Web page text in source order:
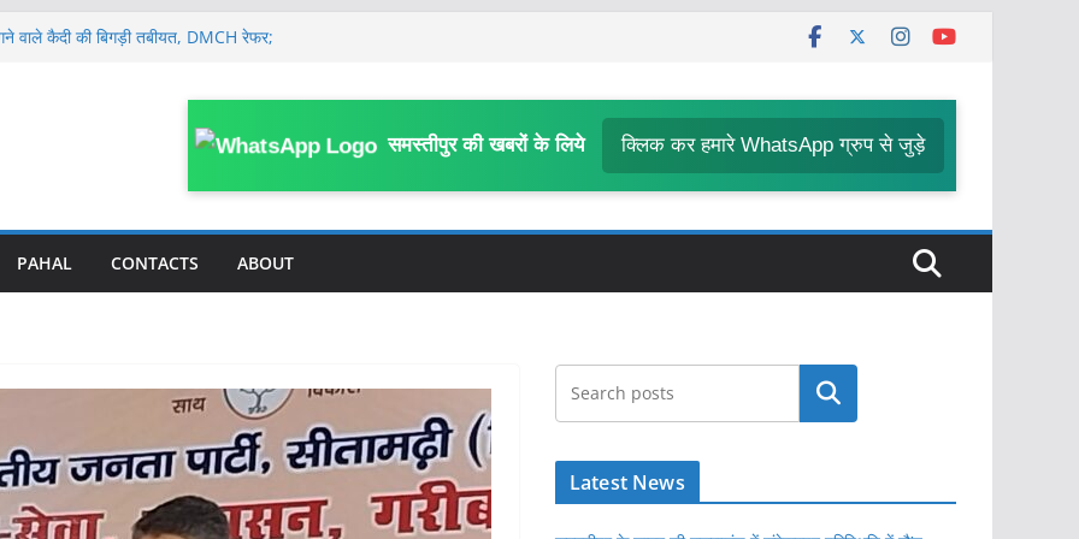
वाले कैदी की बिगड़ी तबीयत, DMCH रेफर;
में 7 अगस्त तक मध्यम से भारी वर्षा और
का ICU गार्ड के भरोसे, डॉक्टर व नर्सिंग
में तैनात किये गये थे डॉक्टर व नर्सिंग
समस्तीपुर की खबरों के लिये क्लिक कर हमारे WhatsApp ग्रुप से जुड़े
PAHAL CONTACTS ABOUT
खोजें
Latest News